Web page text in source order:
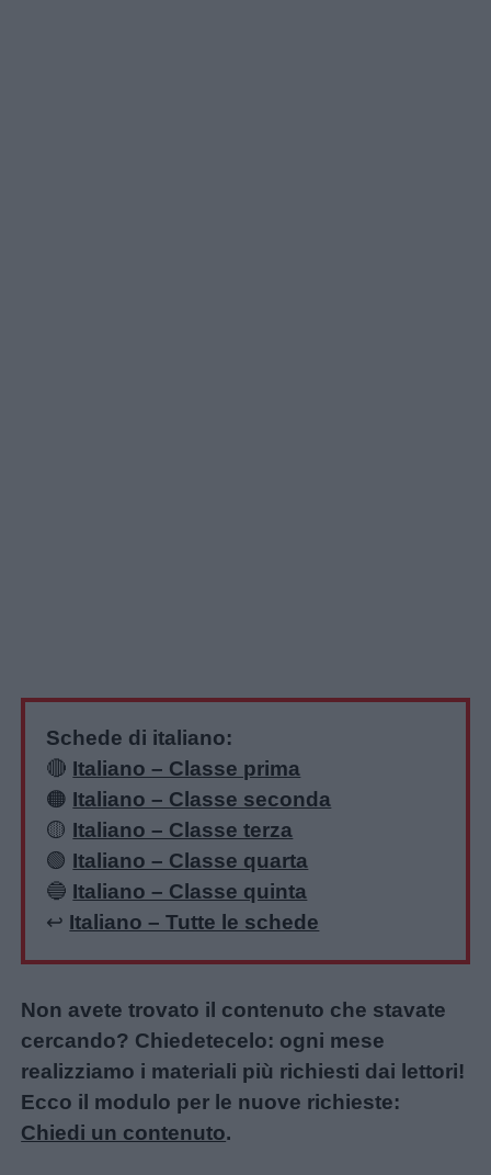
Schede di italiano:
🔴 Italiano – Classe prima
🟠 Italiano – Classe seconda
🟡 Italiano – Classe terza
🟢 Italiano – Classe quarta
🔵 Italiano – Classe quinta
↩️ Italiano – Tutte le schede
Non avete trovato il contenuto che stavate
cercando? Chiedetecelo: ogni mese
realizziamo i materiali più richiesti dai lettori!
Ecco il modulo per le nuove richieste:
Chiedi un contenuto.